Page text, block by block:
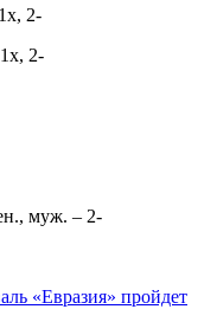
2-
2-
муж. – 2-
«Евразия» пройдет